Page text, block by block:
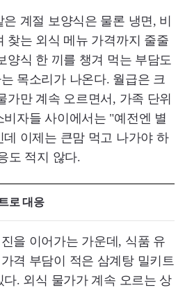
계절 보양식은 물론 냉면, 비
찾는 외식 메뉴 가격까지 줄줄
양식 한 끼를 챙겨 먹는 부담도
목소리가 나온다. 월급은 크
가만 계속 오르면서, 가족 단위
자들 사이에서는 "예전엔 별
이제는 큰맘 먹고 나가야 하
도 적지 않다.
로 대응
을 이어가는 가운데, 식품 유
격 부담이 적은 삼계탕 밀키트
. 외식 물가가 계속 오르는 상